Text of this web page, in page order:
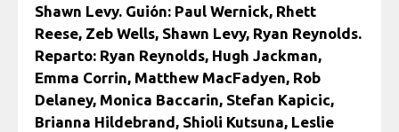
Shawn Levy. Guión: Paul Wernick, Rhett
Reese, Zeb Wells, Shawn Levy, Ryan Reynolds.
Reparto: Ryan Reynolds, Hugh Jackman,
Emma Corrin, Matthew MacFadyen, Rob
Delaney, Monica Baccarin, Stefan Kapicic,
Brianna Hildebrand, Shioli Kutsuna, Leslie